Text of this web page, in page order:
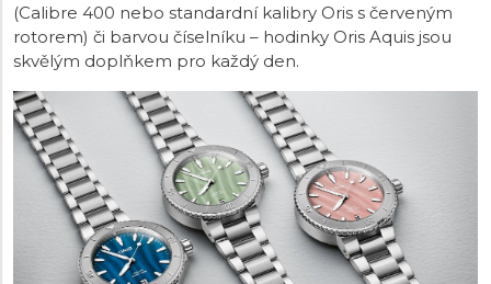
(Calibre 400 nebo standardní kalibry Oris s červeným
rotorem) či barvou číselníku – hodinky Oris Aquis jsou
skvělým doplňkem pro každý den.